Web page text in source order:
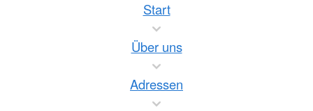
Start
Über uns
Adressen